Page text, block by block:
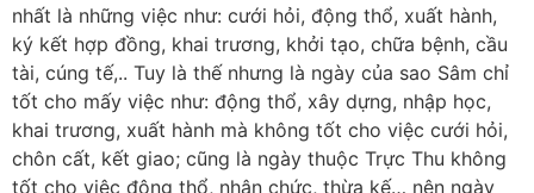
nhất là những việc như: cưới hỏi, động thổ, xuất hành,
ký kết hợp đồng, khai trương, khởi tạo, chữa bệnh, cầu
tài, cúng tế,.. Tuy là thế nhưng là ngày của sao Sâm chỉ
tốt cho mấy việc như: động thổ, xây dựng, nhập học,
khai trương, xuất hành mà không tốt cho việc cưới hỏi,
chôn cất, kết giao; cũng là ngày thuộc Trực Thu không
tốt cho việc động thổ, nhận chức, thừa kế… nên ngày